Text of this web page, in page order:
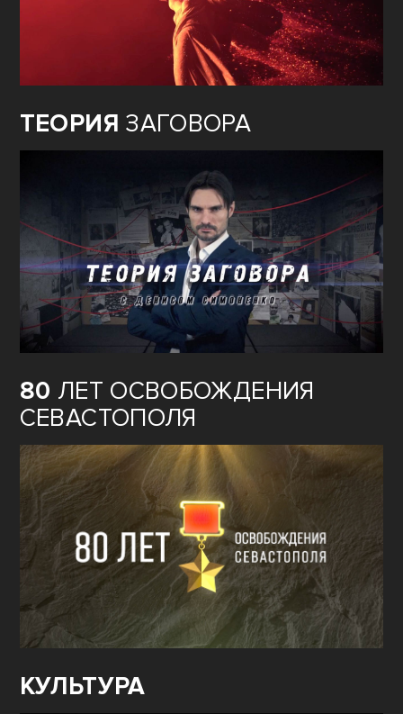
ТЕОРИЯ ЗАГОВОРА
80 ЛЕТ ОСВОБОЖДЕНИЯ
СЕВАСТОПОЛЯ
КУЛЬТУРА